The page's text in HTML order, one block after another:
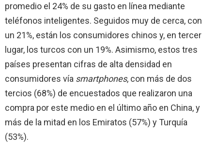
promedio el 24% de su gasto en línea mediante
teléfonos inteligentes. Seguidos muy de cerca, con
un 21%, están los consumidores chinos y, en tercer
lugar, los turcos con un 19%. Asimismo, estos tres
países presentan cifras de alta densidad en
consumidores vía smartphones, con más de dos
tercios (68%) de encuestados que realizaron una
compra por este medio en el último año en China, y
más de la mitad en los Emiratos (57%) y Turquía
(53%).